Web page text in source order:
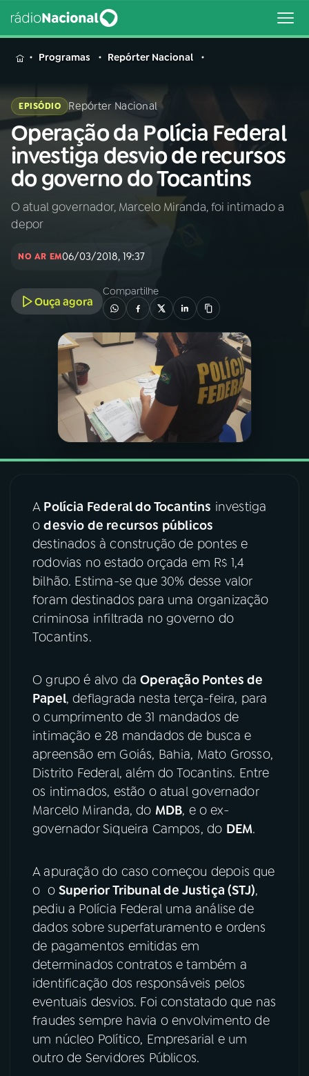
MENU
Buscar
na
Rádio
Nacional
Buscar
AO VIVO
INÍCIO
A RÁDIO
PROGRAMAÇÃO
PROGRAMAS
PODCASTS
07ÚLTIMAS
08FESTIVAL DE MÚSICA
ACOMPANHE A RÁDIO NACIONAL
YouTube
Instagram X
TikTok
Programas Repórter Nacional
EPISÓDIO Repórter Nacional
Operação da Polícia Federal
investiga desvio de recursos
do governo do Tocantins
O atual governador, Marcelo Miranda, foi intimado a
depor
NO AR EM06/03/2018, 19:37
Ouça agora
Compartilhe
A Polícia Federal do Tocantins investiga
odesvio de recursos públicos
destinados à construção de pontes e
rodovias no estado orçada em R$ 1,4
bilhão. Estima-se que 30% desse valor
foram destinados para uma organização
criminosa infiltrada no governo do
Tocantins.
O grupo é alvo daOperação Pontes de
Papel, deflagrada nesta terça-feira, para
o cumprimento de 31 mandados de
intimação e 28 mandados de busca e
apreensão em Goiás, Bahia, Mato Grosso,
Distrito Federal, além do Tocantins. Entre
os intimados, estão o atual governador
Marcelo Miranda, do MDB, e o ex-
governador Siqueira Campos, do DEM.
A apuração do caso começou depois que
o o Superior Tribunal de Justiça (STJ),
pediu a Polícia Federal uma análise de
dados sobre superfaturamento e ordens
de pagamentos emitidas em
determinados contratos e também a
identificação dos responsáveis pelos
eventuais desvios. Foi constatado que nas
fraudes sempre havia o envolvimento de
um núcleo Político, Empresarial e um
outro de Servidores Públicos.